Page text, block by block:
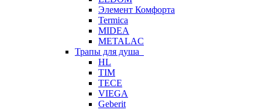
Элемент Комфорта
Termica
MIDEA
METALAC
Трапы для душа
HL
TIM
TECE
VIEGA
Geberit